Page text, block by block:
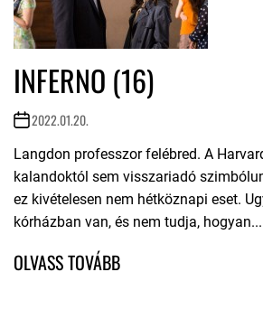
INFERNO (16)
2022.01.20.
Langdon professzor felébred. A
kalandoktól sem visszariadó
ez kivételesen nem hétköznapi eset.
kórházban van, és nem tudja, hogyan...